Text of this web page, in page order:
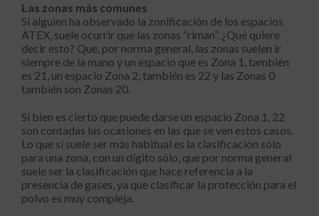
Las zonas más comunes
Si alguien ha observado la zonificación de los espacios
ATEX, suele ocurrir que las zonas “riman”. ¿Qué quiere
decir esto? Que, por norma general, las zonas suelen ir
siempre de la mano y un espacio que es Zona 1, también
es 21, un espacio Zona 2, también es 22 y las Zonas 0
también son Zonas 20.
Si bien es cierto que puede darse un espacio Zona 1, 22
son contadas las ocasiones en las que se ven estos casos.
Lo que sí suele ser más habitual es la clasificación sólo
para una zona, con un dígito sólo, que por norma general
suele ser la clasificación que hace referencia a la
presencia de gases, ya que clasificar la protección para el
polvo es muy compleja.